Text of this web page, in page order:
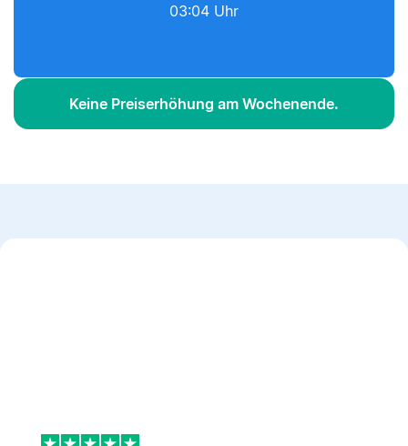
03:04 Uhr
Keine Preiserhöhung am Wochenende.